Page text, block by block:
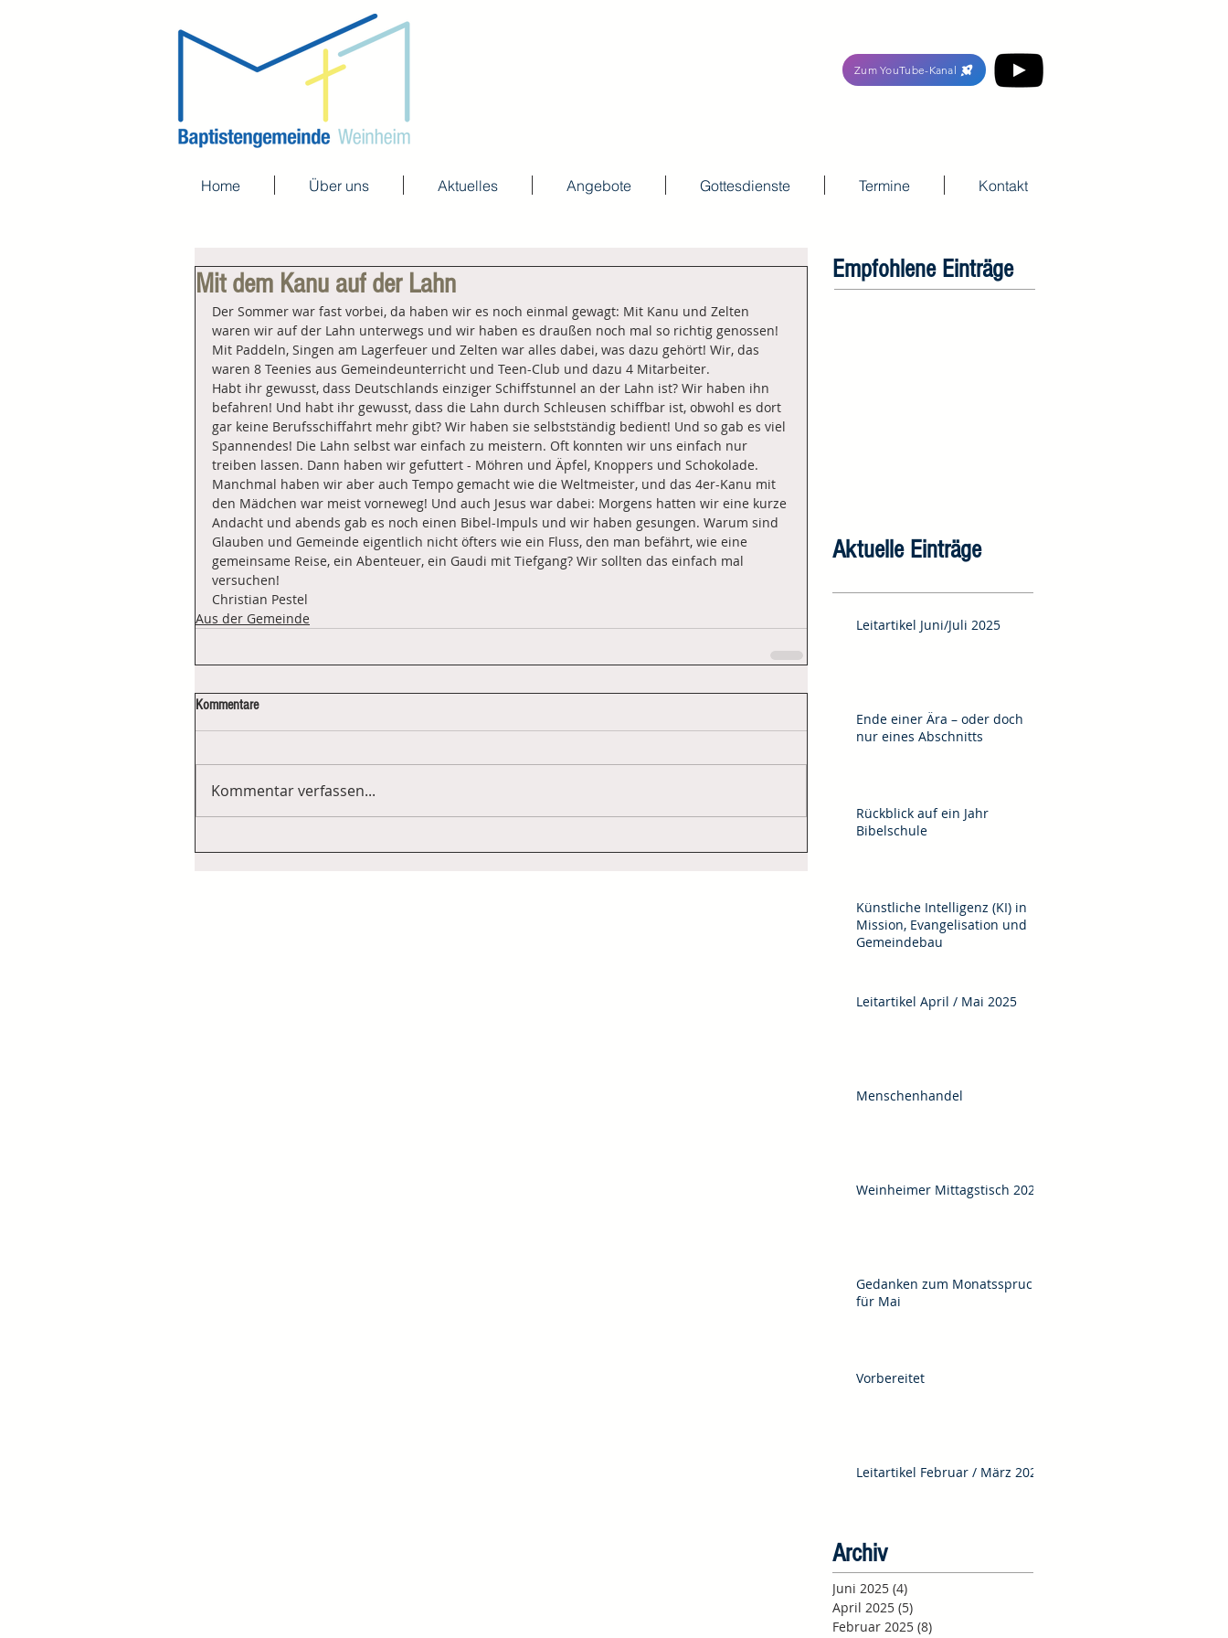
Zum YouTube-Kanal
Home Über uns Aktuelles Angebote Gottesdienste Termine Kontakt
Mit dem Kanu auf der Lahn
Der Sommer war fast vorbei, da haben wir es noch einmal gewagt: Mit Kanu und Zelten
waren wir auf der Lahn unterwegs und wir haben es draußen noch mal so richtig genossen!
Mit Paddeln, Singen am Lagerfeuer und Zelten war alles dabei, was dazu gehört! Wir, das
waren 8 Teenies aus Gemeindeunterricht und Teen-Club und dazu 4 Mitarbeiter.
Habt ihr gewusst, dass Deutschlands einziger Schiffstunnel an der Lahn ist? Wir haben ihn
befahren! Und habt ihr gewusst, dass die Lahn durch Schleusen schiffbar ist, obwohl es dort
gar keine Berufsschiffahrt mehr gibt? Wir haben sie selbstständig bedient! Und so gab es viel
Spannendes! Die Lahn selbst war einfach zu meistern. Oft konnten wir uns einfach nur
treiben lassen. Dann haben wir gefuttert - Möhren und Äpfel, Knoppers und Schokolade.
Manchmal haben wir aber auch Tempo gemacht wie die Weltmeister, und das 4er-Kanu mit
den Mädchen war meist vorneweg! Und auch Jesus war dabei: Morgens hatten wir eine kurze
Andacht und abends gab es noch einen Bibel-Impuls und wir haben gesungen. Warum sind
Glauben und Gemeinde eigentlich nicht öfters wie ein Fluss, den man befährt, wie eine
gemeinsame Reise, ein Abenteuer, ein Gaudi mit Tiefgang? Wir sollten das einfach mal
versuchen!
Christian Pestel
Aus der Gemeinde
Kommentare
Kommentar verfassen...
Empfohlene Einträge
Aktuelle Einträge
Leitartikel Juni/Juli 2025
Ende einer Ära – oder doch
nur eines Abschnitts
Rückblick auf ein Jahr
Bibelschule
Künstliche Intelligenz (KI) in
Mission, Evangelisation und
Gemeindebau
Leitartikel April / Mai 2025
Menschenhandel
Weinheimer Mittagstisch 2025
Gedanken zum Monatsspruch
für Mai
Vorbereitet
Leitartikel Februar / März 2025
Archiv
Juni 2025 (4)
April 2025 (5)
Februar 2025 (8)